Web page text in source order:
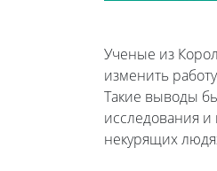
Ученые из
изменить
Такие выводы
исследования
некурящих